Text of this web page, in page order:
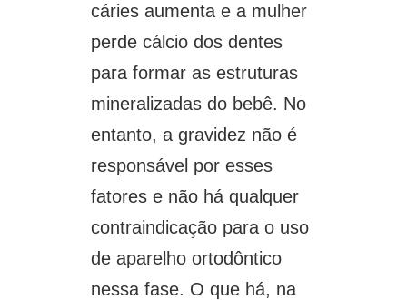
cáries aumenta e a mulher
perde cálcio dos dentes
para formar as estruturas
mineralizadas do bebê. No
entanto, a gravidez não é
responsável por esses
fatores e não há qualquer
contraindicação para o uso
de aparelho ortodôntico
nessa fase. O que há, na